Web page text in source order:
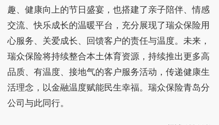
趣、健康向上的节日盛宴，也搭建了亲子陪伴、情感
交流、快乐成长的温暖平台，充分展现了瑞众保险用
心服务、关爱成长、回馈客户的责任与温度。未来，
瑞众保险将持续整合本土体育资源，持续推出更多高
品质、有温度、接地气的客户服务活动，传递健康生
活理念，以金融温度赋能民生幸福。瑞众保险青岛分
公司与此同行。